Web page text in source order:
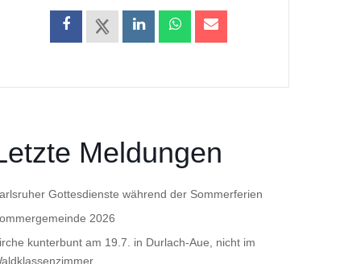
Meldungen
Gottesdienste während der Sommerferien
2026
kunterbunt am 19.7. in Durlach-Aue, nicht im